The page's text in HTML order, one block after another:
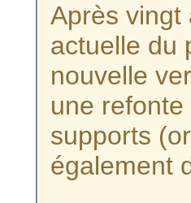
Après vingt
actuelle du
nouvelle
une
supports
également